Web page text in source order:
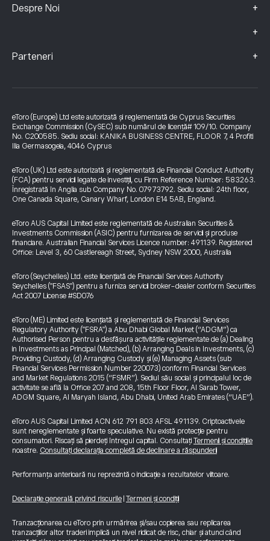
Despre Noi +
+
Parteneri +
eToro (Europe) Ltd este autorizată și reglementată de Cyprus Securities
Exchange Commission (CySEC) sub numărul de licență# 109/10. Company
No. C200585. Sediu social: KANIKA BUSINESS CENTRE, FLOOR 7, 4 Profiti
Ilia Germasogeia, 4046 Cyprus
eToro (UK) Ltd este autorizată și reglementată de Financial Conduct Authority
(FCA) pentru servicii legate de investiții, cu Firm Reference Number: 583263.
Înregistrată în Anglia sub Company No. 07973792. Sediu social: 24th floor,
One Canada Square, Canary Wharf, London E14 5AB, England.
eToro AUS Capital Limited este reglementată de Australian Securities &
Investments Commission (ASIC) pentru furnizarea de servicii și produse
financiare. Australian Financial Services Licence number: 491139. Registered
Office: Level 3, 60 Castlereagh Street, Sydney NSW 2000, Australia
eToro (Seychelles) Ltd. este licențiată de Financial Services Authority
Seychelles ("FSAS") pentru a furniza servicii broker-dealer conform Securities
Act 2007 License #SD076
eToro (ME) Limited este licențiată și reglementată de Financial Services
Regulatory Authority ("FSRA") a Abu Dhabi Global Market (“ADGM”) ca
Authorised Person pentru a desfășura activitățile reglementate de (a) Dealing
in Investments as Principal (Matched), (b) Arranging Deals in Investments, (c)
Providing Custody, (d) Arranging Custody și (e) Managing Assets (sub
Financial Services Permission Number 220073) conform Financial Services
and Market Regulations 2015 (“FSMR”). Sediul său social și principalul loc de
activitate se află la Office 207 and 208, 15th Floor Floor, Al Sarab Tower,
ADGM Square, Al Maryah Island, Abu Dhabi, United Arab Emirates (“UAE”).
eToro AUS Capital Limited ACN 612 791 803 AFSL 491139. Criptoactivele
sunt nereglementate și foarte speculative. Nu există protecție pentru
consumatori. Riscați să pierdeți întregul capital. Consultați Termenii și condițiile
noastre. Consultați declarația completă de declinare a răspunderii
Performanța anterioară nu reprezintă o indicație a rezultatelor viitoare.
Declarație generală privind riscurile Termeni și condiții
Tranzacționarea cu eToro prin urmărirea și/sau copierea sau replicarea
tranzacțiilor altor traderi implică un nivel ridicat de risc, chiar și atunci când